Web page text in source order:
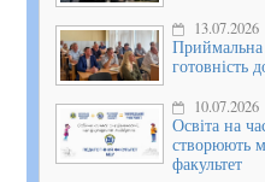
13.07.2026
готовність
10.07.2026
Освіта на
створюють
факультет